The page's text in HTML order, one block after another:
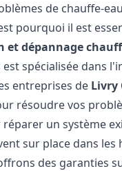
de chauffe-
pourquoi il est
et dépannage
spécialisée dans
entreprises de Livry
résoudre vos
un système
sur place dans
des garanties